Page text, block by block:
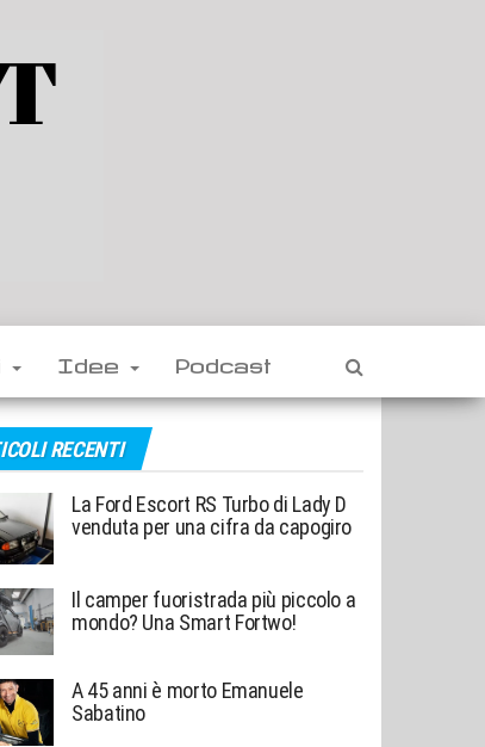
Idee Podcast
RECENTI
La Ford Escort RS Turbo di Lady D
venduta per una cifra da capogiro
Il camper fuoristrada più piccolo a
mondo? Una Smart Fortwo!
A 45 anni è morto Emanuele
Sabatino